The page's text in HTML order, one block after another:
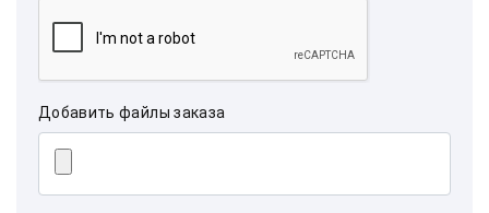
Добавить файлы заказа